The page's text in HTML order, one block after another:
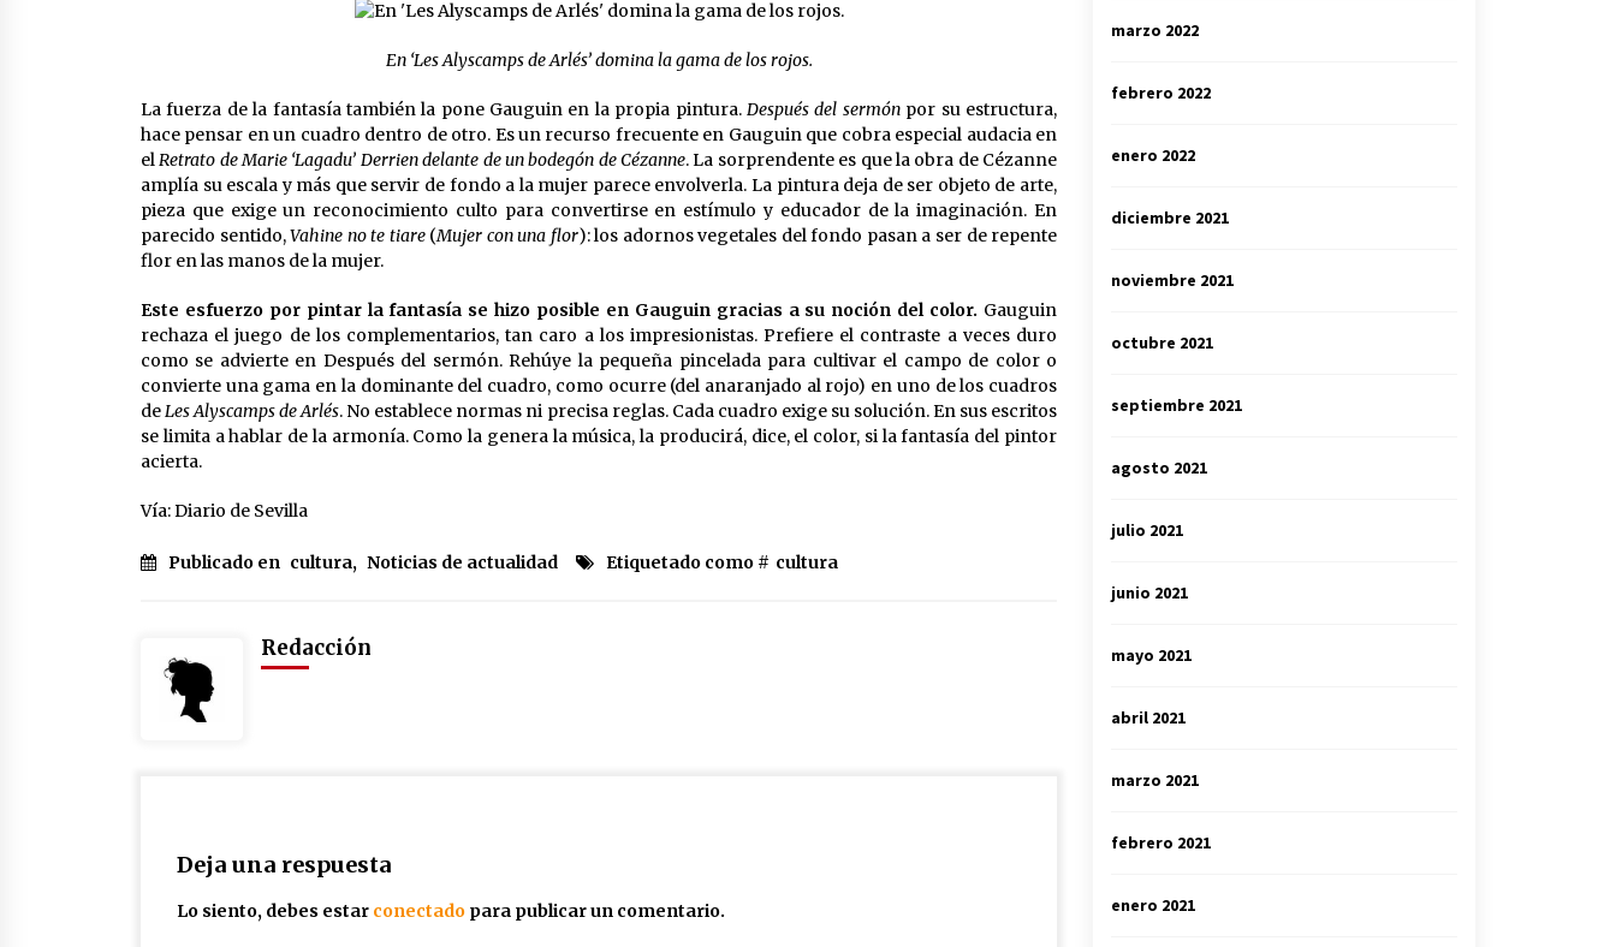
En ‘Les Alyscamps de Arlés’ domina la gama de los rojos.
La fuerza de la fantasía también la pone Gauguin en la propia pintura.Después del sermónpor su estructura,
hace pensar en un cuadro dentro de otro. Es un recurso frecuente en Gauguin que cobra especial audacia en
elRetrato de Marie ‘Lagadu’ Derrien delante de un bodegón de Cézanne. La sorprendente es que la obra de Cézanne
amplía su escala y más que servir de fondo a la mujer parece envolverla. La pintura deja de ser objeto de arte,
pieza que exige un reconocimiento culto para convertirse en estímulo y educador de la imaginación. En
parecido sentido,Vahine no te tiare(Mujer con una flor): los adornos vegetales del fondo pasan a ser de repente
flor en las manos de la mujer.
Este esfuerzo por pintar la fantasía se hizo posible en Gauguin gracias a su noción del color. Gauguin
rechaza el juego de los complementarios, tan caro a los impresionistas. Prefiere el contraste a veces duro
como se advierte en Después del sermón. Rehúye la pequeña pincelada para cultivar el campo de color o
convierte una gama en la dominante del cuadro, como ocurre (del anaranjado al rojo) en uno de los cuadros
deLes Alyscamps de Arlés. No establece normas ni precisa reglas. Cada cuadro exige su solución. En sus escritos
se limita a hablar de la armonía. Como la genera la música, la producirá, dice, el color, si la fantasía del pintor
acierta.
Vía: Diario de Sevilla
Publicado en cultura, Noticias de actualidad Etiquetado como # cultura
Redacción
Deja una respuesta
Lo siento, debes estar conectado para publicar un comentario.
marzo 2022
febrero 2022
enero 2022
diciembre 2021
noviembre 2021
octubre 2021
septiembre 2021
agosto 2021
julio 2021
junio 2021
mayo 2021
abril 2021
marzo 2021
febrero 2021
enero 2021